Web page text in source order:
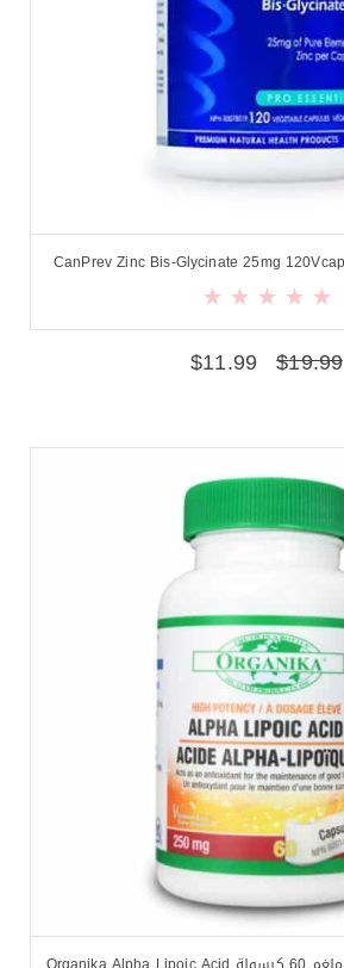
$19.99
$11.99